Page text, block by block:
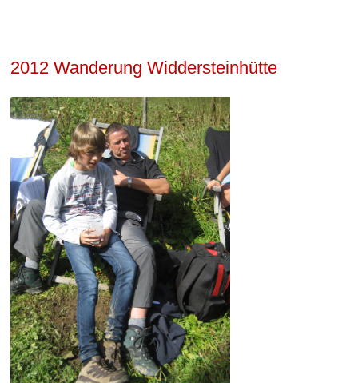
2012 Wanderung Widdersteinhütte